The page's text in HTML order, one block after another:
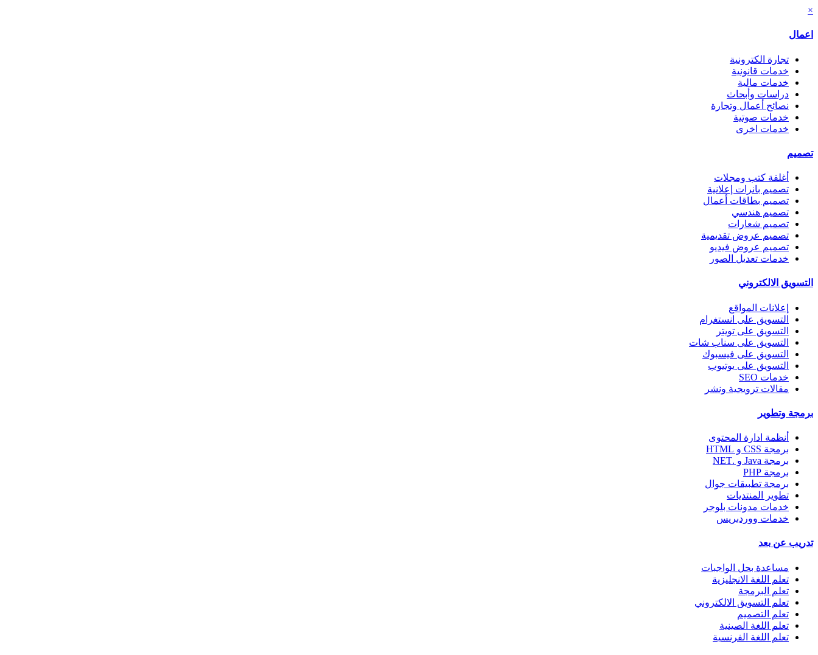
×
اعمال
تجارة الكترونية
خدمات قانونية
خدمات مالية
دراسات وأبحاث
نصائح أعمال وتجارة
خدمات صوتية
خدمات اخرى
تصميم
أغلفة كتب ومجلات
تصميم بانرات إعلانية
تصميم بطاقات أعمال
تصميم هندسي
تصميم شعارات
تصميم عروض تقديمية
تصميم عروض فيديو
خدمات تعديل الصور
التسويق الالكتروني
إعلانات المواقع
التسويق على انستغرام
التسويق على تويتر
التسويق على سناب شات
التسويق على فيسبوك
التسويق على يوتيوب
خدمات SEO
مقالات ترويجية ونشر
برمجة وتطوير
أنظمة ادارة المحتوى
برمجة CSS و HTML
برمجة Java و .NET
برمجة PHP
برمجة تطبيقات جوال
تطوير المنتديات
خدمات مدونات بلوجر
خدمات ووردبريس
تدريب عن بعد
مساعدة بحل الواجبات
تعلم اللغة الانجليزية
تعلم البرمجة
تعلم التسويق الالكتروني
تعلم التصميم
تعلم اللغة الصينية
تعلم اللغة الفرنسية